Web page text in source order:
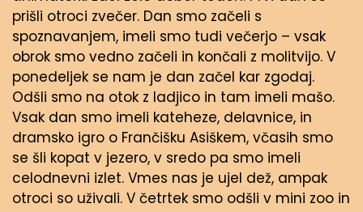
prišli otroci zvečer. Dan smo začeli s
spoznavanjem, imeli smo tudi večerjo – vsak
obrok smo vedno začeli in končali z molitvijo. V
ponedeljek se nam je dan začel kar zgodaj.
Odšli smo na otok z ladjico in tam imeli mašo.
Vsak dan smo imeli kateheze, delavnice, in
dramsko igro o Frančišku Asiškem, včasih smo
se šli kopat v jezero, v sredo pa smo imeli
celodnevni izlet. Vmes nas je ujel dež, ampak
otroci so uživali. V četrtek smo odšli v mini zoo in